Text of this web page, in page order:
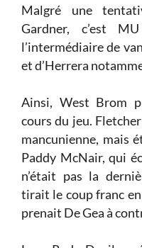
Malgré une
Gardner, c’est
l’intermédiaire de
et d’Herrera
Ainsi, West Brom
cours du jeu.
mancunienne, mais
Paddy McNair, qui
n’était pas la
tirait le coup franc
prenait De Gea à